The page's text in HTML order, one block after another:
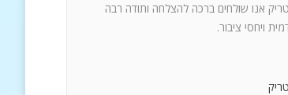
אנו שולחים ברכה להצלחה ותודה רבה
ויחסי ציבור.